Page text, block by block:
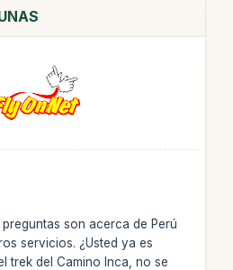
son acerca de Perú
servicios. ¿Usted ya es
trek del Camino Inca, no se